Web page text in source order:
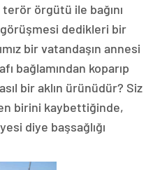
terör örgütü ile bağını
dedikleri bir
bir vatandaşın annesi
bağlamından koparıp
bir aklın ürünüdür? Siz
birini kaybettiğinde,
diye başsağlığı